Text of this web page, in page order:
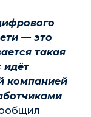
— это
такая
идёт
компанией